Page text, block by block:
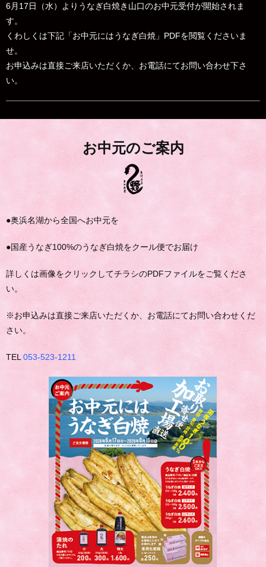
6月17日（水）よりうなぎ白焼き山口のお中元受付が開始されま
す。
くわしくは下記「お中元にはうなぎ白焼」PDFを閲覧くださいま
せ。
お申込みは直接ご来店いただくか、お電話にてお問い合わせ下さ
い。
お中元のご案内
●奥浜名湖から全国へお中元を
●国産うなぎ100%のうなぎ白焼をクール便でお届け
詳しくは画像をクリックしてチラシのPDFファイルをご覧くださ
い。
※お申込みは直接ご来店いただくか、お電話にてお問い合わせくだ
さい。
TEL053-523-1211